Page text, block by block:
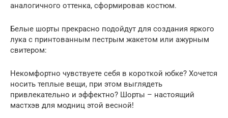
аналогичного оттенка, сформировав костюм.
Белые шорты прекрасно подойдут для создания яркого
лука с принтованным пестрым жакетом или ажурным
свитером:
Некомфортно чувствуете себя в короткой юбке? Хочется
носить теплые вещи, при этом выглядеть
привлекательно и эффектно? Шорты – настоящий
мастхэв для модниц этой весной!